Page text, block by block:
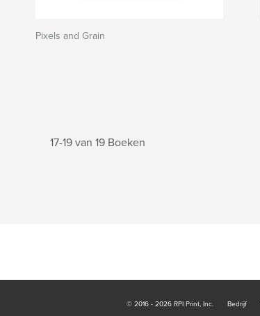
Pixels and Grain
17-19 van 19 Boeken
© 2016 - 2026 RPI Print, Inc. Bedrijf